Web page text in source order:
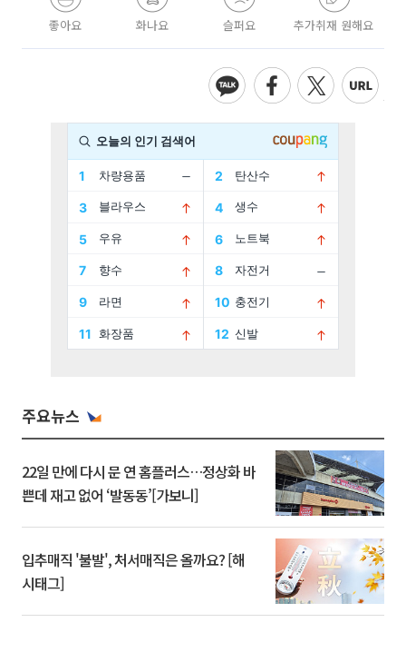
좋아요 화나요 슬퍼요 추가취재 원해요
주요뉴스
22일 만에 다시 문 연 홈플러스…정상화 바
쁜데 재고 없어 ‘발동동’[가보니]
입추매직 '불발', 처서매직은 올까요? [해
시태그]